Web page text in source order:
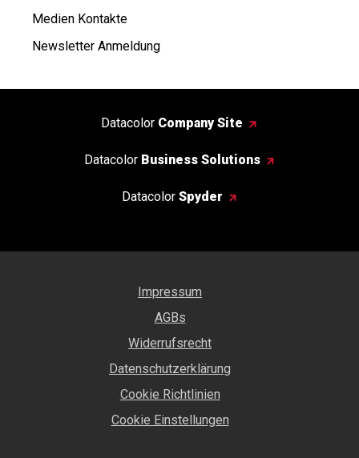
Medien Kontakte
Newsletter Anmeldung
Datacolor Company Site
Datacolor Business Solutions
Datacolor Spyder
Impressum
AGBs
Widerrufsrecht
Datenschutzerklärung
Cookie Richtlinien
Cookie Einstellungen